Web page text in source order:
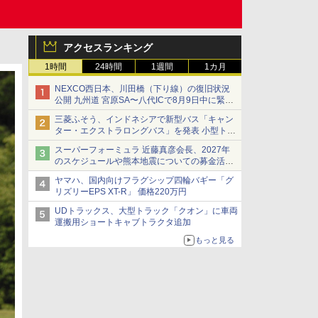
アクセスランキング
1時間 24時間 1週間 1カ月
NEXCO西日本、川田橋（下り線）の復旧状況
公開 九州道 宮原SA〜八代ICで8月9日中に緊急
車両を通行可能に
三菱ふそう、インドネシアで新型バス「キャン
ター・エクストラロングバス」を発表 小型トラ
ックベースの観光・旅客輸送向けバス
スーパーフォーミュラ 近藤真彦会長、2027年
のスケジュールや熊本地震についての募金活動
を紹介
ヤマハ、国内向けフラグシップ四輪バギー「グ
リズリーEPS XT-R」 価格220万円
UDトラックス、大型トラック「クオン」に車両
運搬用ショートキャブトラクタ追加
もっと見る